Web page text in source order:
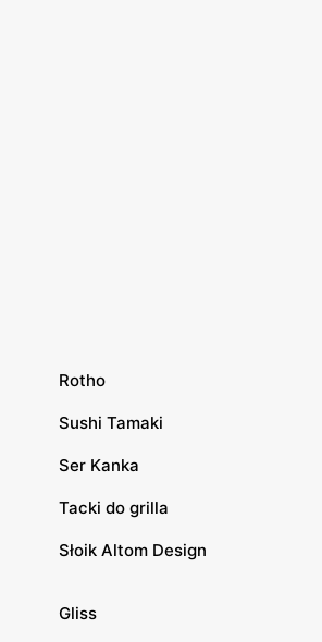
Rotho
Sushi Tamaki
Ser Kanka
Tacki do grilla
Słoik Altom Design
Gliss